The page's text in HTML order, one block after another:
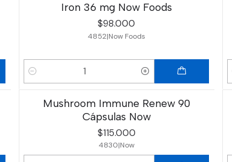
Iron 36 mg Now Foods
$98.000
4852|Now Foods
Cantidad
Mushroom Immune Renew 90
Cápsulas Now
$115.000
4830|Now